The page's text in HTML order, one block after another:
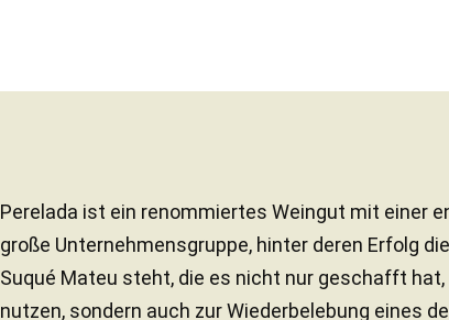
Perelada ist ein renommiertes Weingut mit einer
große Unternehmensgruppe, hinter deren Erfolg
Suqué Mateu steht, die es nicht nur geschafft
nutzen, sondern auch zur Wiederbelebung eines